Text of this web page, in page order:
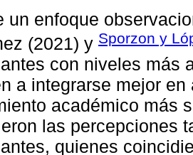
un enfoque
(2021) y Sporzon y
con niveles más
a integrarse mejor
académico más
las percepciones
quienes